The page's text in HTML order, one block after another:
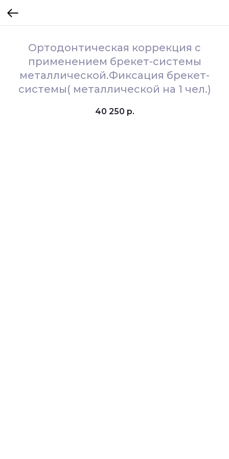
Ортодонтическая коррекция с
применением брекет-системы
металлической.Фиксация брекет-
системы( металлической на 1 чел.)
40 250 р.